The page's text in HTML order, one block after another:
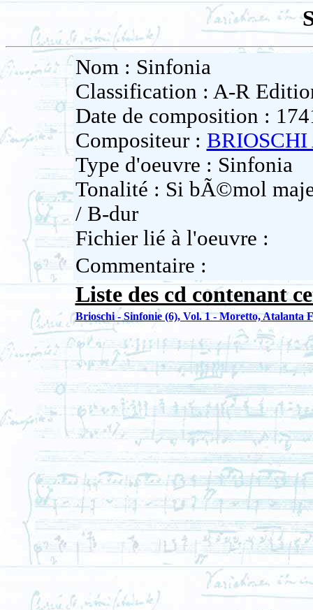
Nom : Sinfonia
Classification : A-R
Date de composition :
Compositeur :
Type d'oeuvre : Sinfonia
Tonalité : Si bÃ©mol
/ B-dur
Fichier lié à l'oeuvre :
Commentaire :
Liste des cd contenant
Brioschi - Sinfonie (6), Vol. 1 - Moretto, Atalanta